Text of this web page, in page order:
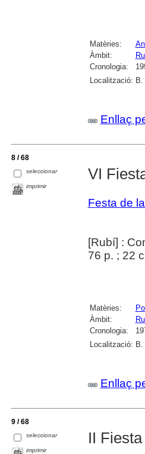
Matèries:
Àmbit:
Cronologia:
Localització: B.
Enllaç
8 / 68
seleccionar
imprimir
VI
Festa de
[Rubí] :
76 p. ; 22
Matèries:
Àmbit:
Cronologia:
Localització:
Enllaç
9 / 68
seleccionar
imprimir
II